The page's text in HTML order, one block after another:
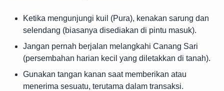
Ketika mengunjungi kuil (Pura), kenakan sarung dan
selendang (biasanya disediakan di pintu masuk).
Jangan pernah berjalan melangkahi Canang Sari
(persembahan harian kecil yang diletakkan di tanah).
Gunakan tangan kanan saat memberikan atau
menerima sesuatu, terutama dalam transaksi.